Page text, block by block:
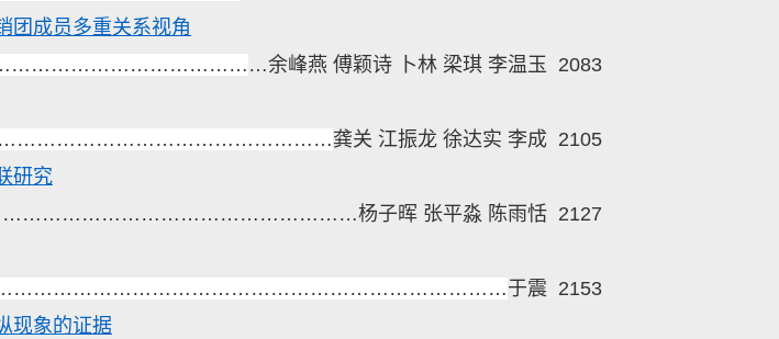
成员多重关系视角
…余峰燕 傅颖诗 卜林 梁琪 李温玉 2083
龚关 江振龙 徐达实 李成 2105
研究
杨子晖 张平淼 陈雨恬 2127
于震 2153
现象的证据